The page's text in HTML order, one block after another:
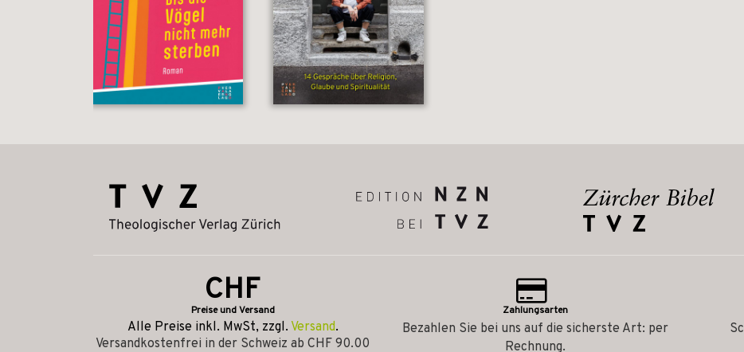
CHF
Preise und Versand
Alle Preise inkl. MwSt, zzgl. Versand.
Versandkostenfrei in der Schweiz ab CHF 90.00
Zahlungsarten
Bezahlen Sie bei uns auf die sicherste Art: per
Rechnung.